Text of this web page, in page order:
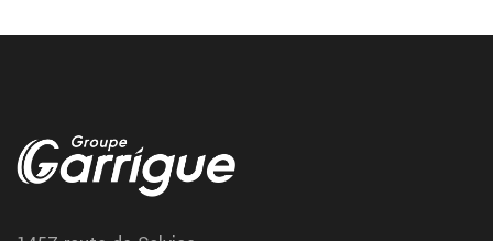
primordial pour la securite de tous. Chez Vulco, nous vous
proposons des prestations de changement d ampoules et de
reglage des optiques de phares, afin d ameliorer votre securite